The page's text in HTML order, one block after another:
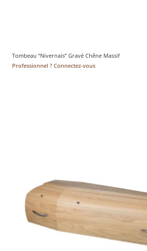
Tombeau “Nivernais” Gravé Chêne Massif
Professionnel ? Connectez-vous